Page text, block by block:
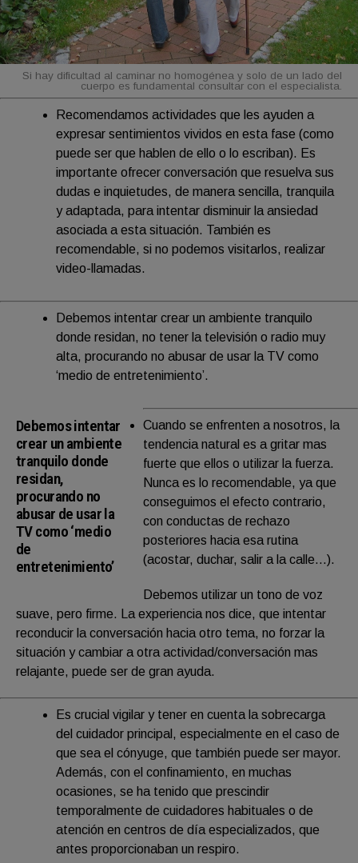
Si hay dificultad al caminar no homogénea y solo de un lado del
cuerpo es fundamental consultar con el especialista.
Recomendamos actividades que les ayuden a
expresar sentimientos vividos en esta fase (como
puede ser que hablen de ello o lo escriban). Es
importante ofrecer conversación que resuelva sus
dudas e inquietudes, de manera sencilla, tranquila
y adaptada, para intentar disminuir la ansiedad
asociada a esta situación. También es
recomendable, si no podemos visitarlos, realizar
video-llamadas.
Debemos intentar crear un ambiente tranquilo
donde residan, no tener la televisión o radio muy
alta, procurando no abusar de usar la TV como
‘medio de entretenimiento’.
Debemos intentar
crear un ambiente
tranquilo donde
residan,
procurando no
abusar de usar la
TV como ‘medio
de
entretenimiento’
Cuando se enfrenten a nosotros, la
tendencia natural es a gritar mas
fuerte que ellos o utilizar la fuerza.
Nunca es lo recomendable, ya que
conseguimos el efecto contrario,
con conductas de rechazo
posteriores hacia esa rutina
(acostar, duchar, salir a la calle…).
Debemos utilizar un tono de voz
suave, pero firme. La experiencia nos dice, que intentar
reconducir la conversación hacia otro tema, no forzar la
situación y cambiar a otra actividad/conversación mas
relajante, puede ser de gran ayuda.
Es crucial vigilar y tener en cuenta la sobrecarga
del cuidador principal, especialmente en el caso de
que sea el cónyuge, que también puede ser mayor.
Además, con el confinamiento, en muchas
ocasiones, se ha tenido que prescindir
temporalmente de cuidadores habituales o de
atención en centros de día especializados, que
antes proporcionaban un respiro.